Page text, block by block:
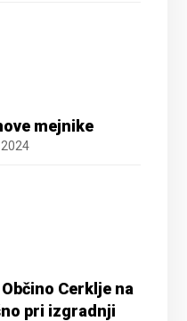
mejnike
Cerklje na
pri izgradnji